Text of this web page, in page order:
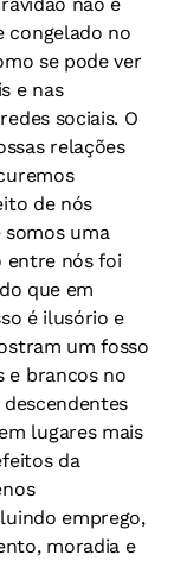
congelado no
se pode ver
e nas
sociais. O
relações
de nós
somos uma
entre nós foi
que em
é ilusório e
um fosso
e brancos no
lugares mais
da
emprego,
moradia e